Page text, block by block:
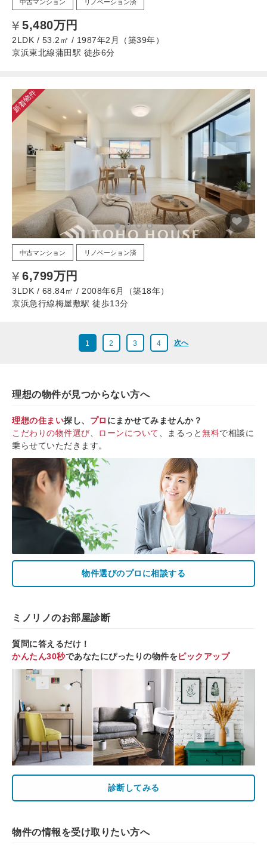
中古マンション リノベーション済
5,480万円
2LDK / 53.2㎡ / 1987年2月（築39年）
京浜東北線蒲田駅 徒歩6分
新着物件
中古マンション リノベーション済
6,799万円
3LDK / 68.84㎡ / 2008年6月（築18年）
京浜急行線梅屋敷駅 徒歩13分
1 2 3 4 次へ
理想の物件が見つからない方へ
理想の住まい探し、 プロ にまかせてみませんか？
こだわりの物件選び
ローンについて 、まるっと無料で相談に
乗らせていただきます。
物件選びのプロに相談する
ミノリノのお部屋診断
質問に答えるだけ！
かんたん30秒であなたにぴったりの物件をピックアップ
診断してみる
物件の情報を受け取りたい方へ